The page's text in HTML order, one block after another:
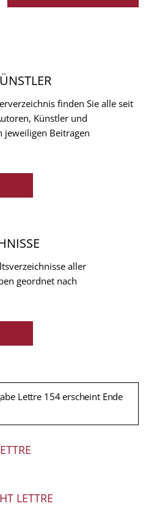
finden Sie alle seit
Künstler und
Beitragen
aller
geordnet nach
Lettre 154 erscheint Ende
LETTRE